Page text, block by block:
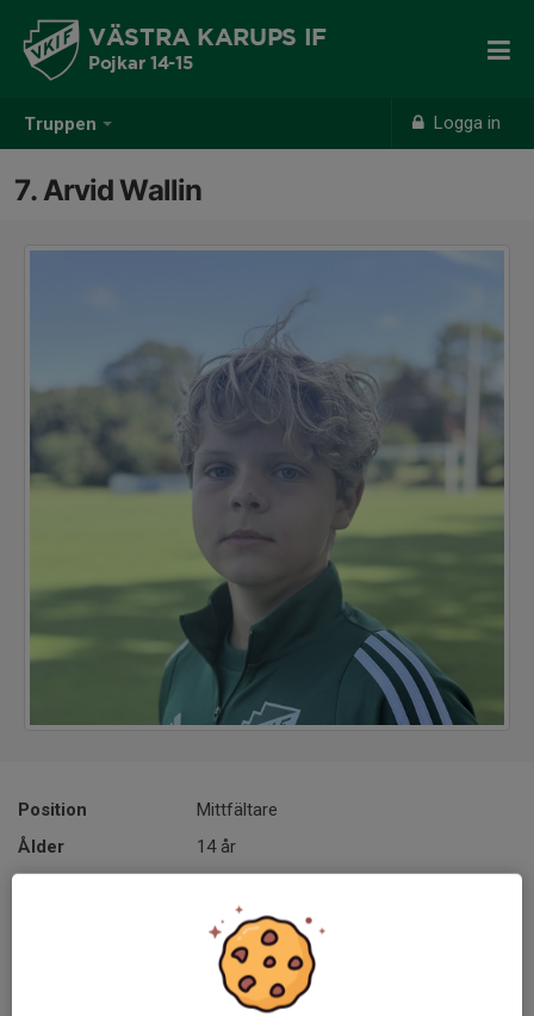
Truppen Logga in
VÄSTRA KARUPS IF
Pojkar 14-15
7. Arvid Wallin
Position
Mittfältare
Ålder
14 år
En passionerad och mångsidig mittfältare som gärna
kliver fram med oväntade lösningar. Älskar att använda en
sulfint eller teknisk detalj för att skapa ytor åt sig själv